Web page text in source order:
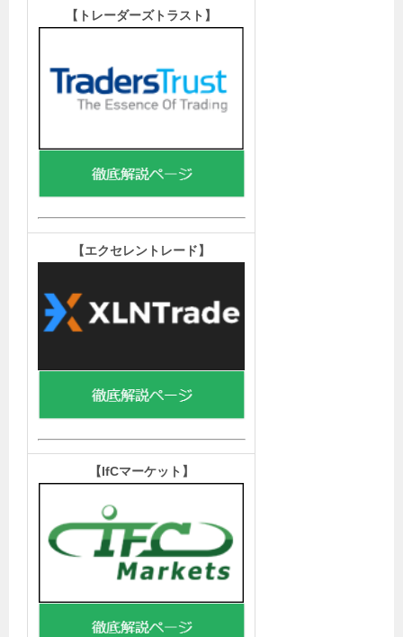
【トレーダーズトラスト 】
【エクセレントレード】
【IfCマーケット 】